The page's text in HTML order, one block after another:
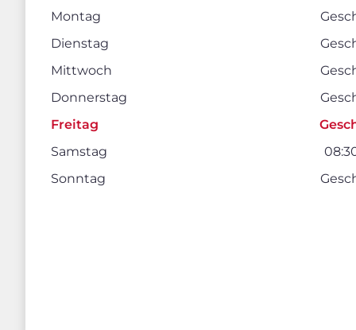
Montag
Dienstag
Mittwoch
Donnerstag
Freitag
Samstag
Sonntag